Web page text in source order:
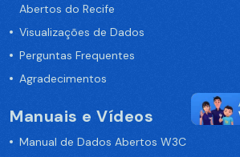
Abertos do Recife
Visualizações de Dados
Perguntas Frequentes
Agradecimentos
Manuais e Vídeos
Manual de Dados Abertos W3C